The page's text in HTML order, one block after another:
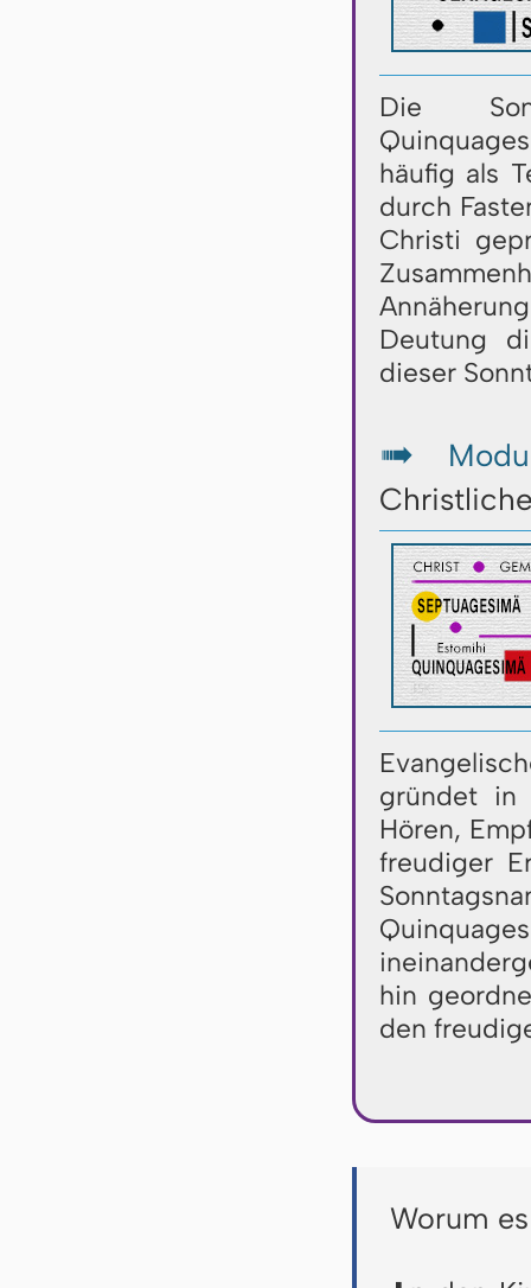
Die
häufig als
durch
Christi
Deutung
dieser
↦
gründet in
Hören,
freudiger
hin
den
Worum